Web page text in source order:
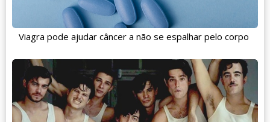
Viagra pode ajudar câncer a não se espalhar pelo corpo